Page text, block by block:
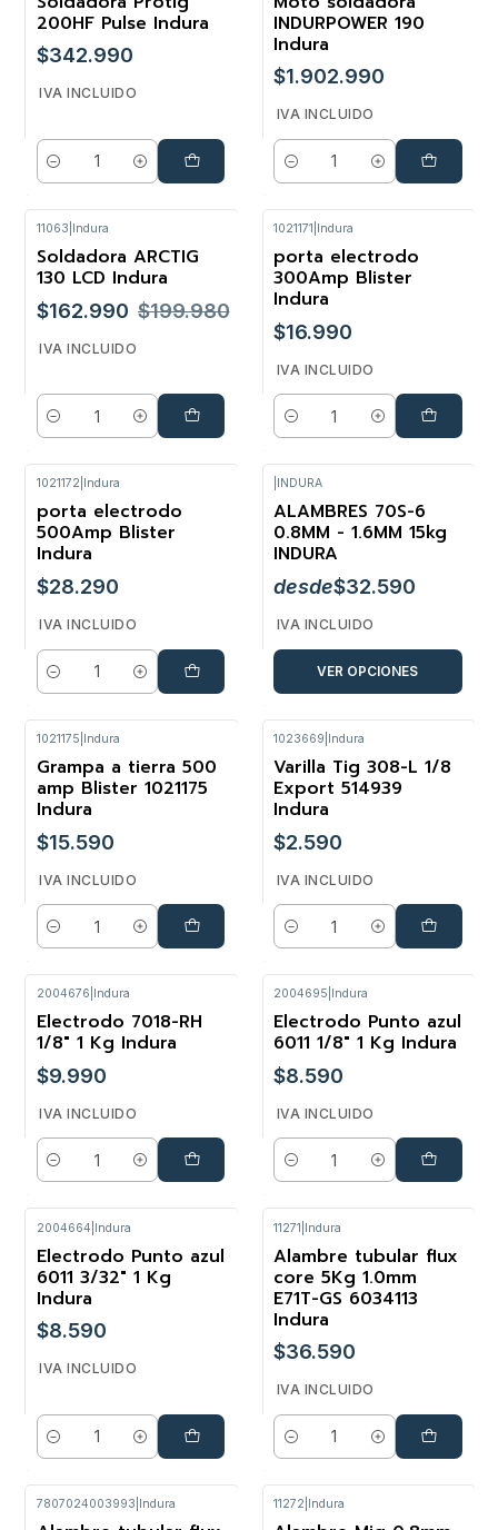
200HF Pulse Indura
$342.990
IVA INCLUIDO
Cantidad
INDURPOWER 190
Indura
$1.902.990
IVA INCLUIDO
Cantidad
-18%
11063 Indura
Soldadora ARCTIG
130 LCD Indura
$162.990 $199.980
IVA INCLUIDO
Cantidad
1021171 Indura
porta electrodo
300Amp Blister
Indura
$16.990
IVA INCLUIDO
Cantidad
1021172 Indura
porta electrodo
500Amp Blister
Indura
$28.290
IVA INCLUIDO
Cantidad
INDURA
ALAMBRES 70S-6
0.8MM - 1.6MM 15kg
INDURA
desde$32.590
IVA INCLUIDO
VER OPCIONES
1021175 Indura
Grampa a tierra 500
amp Blister 1021175
Indura
$15.590
IVA INCLUIDO
Cantidad
1023669 Indura
Varilla Tig 308-L 1/8
Export 514939
Indura
$2.590
IVA INCLUIDO
Cantidad
2004676 Indura
Electrodo 7018-RH
1/8" 1 Kg Indura
$9.990
IVA INCLUIDO
Cantidad
2004695 Indura
Electrodo Punto azul
6011 1/8" 1 Kg Indura
$8.590
IVA INCLUIDO
Cantidad
2004664 Indura
Electrodo Punto azul
6011 3/32" 1 Kg
Indura
$8.590
IVA INCLUIDO
Cantidad
11271 Indura
Alambre tubular flux
core 5Kg 1.0mm
E71T-GS 6034113
Indura
$36.590
IVA INCLUIDO
Cantidad
7807024003993 Indura 11272 Indura